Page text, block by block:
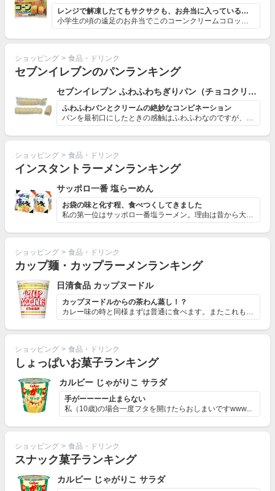
レンジで解凍したてもサクサクも、お弁当に入っているしっ...
小学生の頃の遠足のお弁当でこのコーンクリームコロッケが...
ショッピング > 食品・ドリンク
セブンイレブンのパンランキング
セブンイレブン ふわふわちぎりパン（チョコクリーム）
ふわふわパンとクリームの絶妙なコンビネーション
パンを最初口にしたときの感触はふわふわなのですが、いい...
ショッピング > 食品・ドリンク
インスタントラーメンランキング
サッポロ一番 塩らーめん
お袋の味と化す程、食べつくしてきました
私の第一位はサッポロ一番塩ラーメン。理由は昔から大好き...
ショッピング > 食品・ドリンク
カップ麺・カップラーメンランキング
日清食品 カップヌードル
カップヌードルからの茶わん蒸し！？
カレー味の時と同様まずは普通に食べます。またこれもそれ...
ショッピング > 食品・ドリンク
しょっぱいお菓子ランキング
カルビー じゃがりこ サラダ
手がーーーー止まらない
私（10歳)の場合一度フタを開けたらおしまいですwww...
ショッピング > 食品・ドリンク
スナック菓子ランキング
カルビー じゃがりこ サラダ